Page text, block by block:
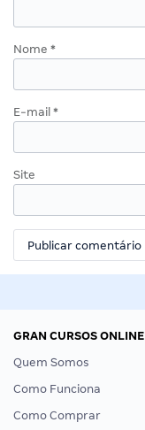
Nome *
E-mail *
Site
GRAN CURSOS ONLINE
Quem Somos
Como Funciona
Como Comprar